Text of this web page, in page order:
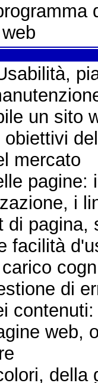
un sito
mercato
pagine:
i
di pagina,
facilità
di
web,
della